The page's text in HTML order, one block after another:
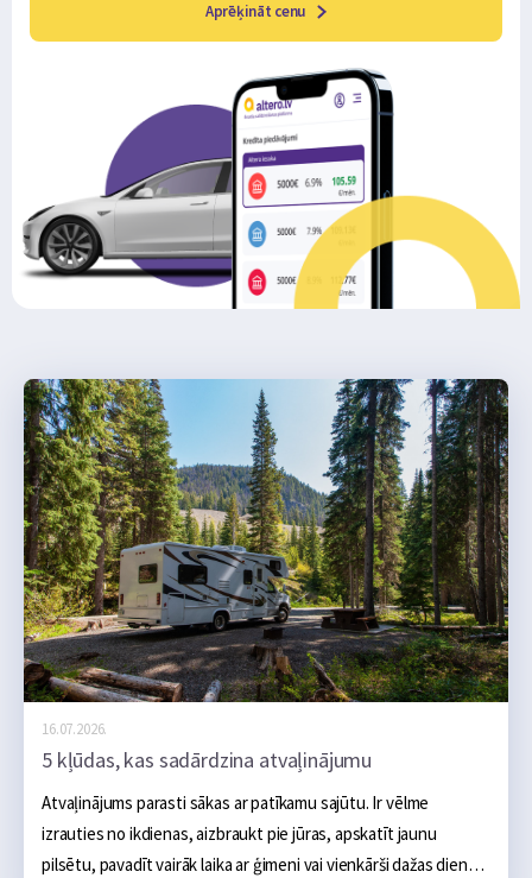
Aprēķināt cenu
16.07.2026.
5 kļūdas, kas sadārdzina atvaļinājumu
Atvaļinājums parasti sākas ar patīkamu sajūtu. Ir vēlme
izrauties no ikdienas, aizbraukt pie jūras, apskatīt jaunu
pilsētu, pavadīt vairāk laika ar ģimeni vai vienkārši dažas dienas